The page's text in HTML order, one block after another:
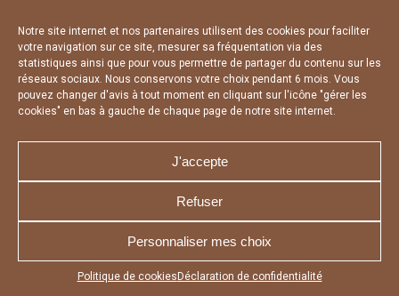
Notre site internet et nos partenaires utilisent des cookies pour faciliter
votre navigation sur ce site, mesurer sa fréquentation via des
statistiques ainsi que pour vous permettre de partager du contenu sur les
réseaux sociaux. Nous conservons votre choix pendant 6 mois. Vous
pouvez changer d'avis à tout moment en cliquant sur l'icône "gérer les
cookies" en bas à gauche de chaque page de notre site internet.
J'accepte
Refuser
Personnaliser mes choix
Politique de cookies Déclaration de confidentialité
Appuyez sur le bouton partager en bas de votre
CHARTE DE CONFIDENTIALITÉ
DÉCLARATION DE CONFIDENTIALITÉ
POLITIQUE D’UTILISATION DES COOKIES
RÉALISÉ PAR L’AGENCE WEB A3 WEB